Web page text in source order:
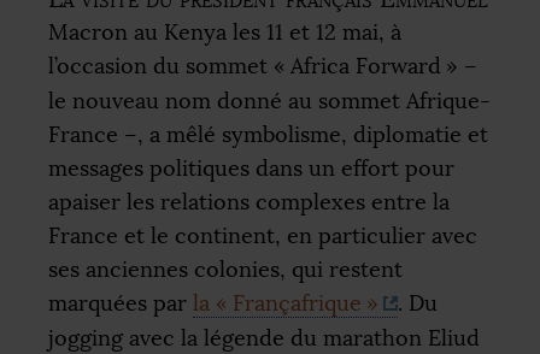
Macron au Kenya les 11 et 12 mai, à
l’occasion du sommet « Africa Forward » –
le nouveau nom donné au sommet Afrique-
France –, a mêlé symbolisme, diplomatie et
messages politiques dans un effort pour
apaiser les relations complexes entre la
France et le continent, en particulier avec
ses anciennes colonies, qui restent
marquées par la « Françafrique »
. Du
jogging avec la légende du marathon Eliud